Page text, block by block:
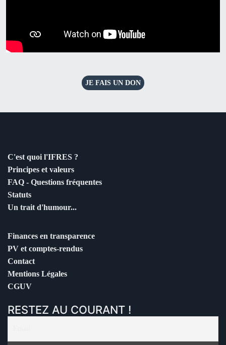
JE FAIS UN DON
C'est quoi l'IFRES ?
Principes et valeurs
FAQ - Questions fréquentes
Statuts
Un trait d'humour...
Finances en transparence
PV et comptes-rendus
Contact
Mentions Légales
CGUV
RESTEZ AU COURANT !